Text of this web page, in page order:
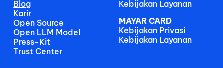
Blog
Karir
Open Source
Open LLM Model
Press-Kit
Trust Center
Kebijakan Layanan
MAYAR CARD
Kebijakan Privasi
Kebijakan Layanan